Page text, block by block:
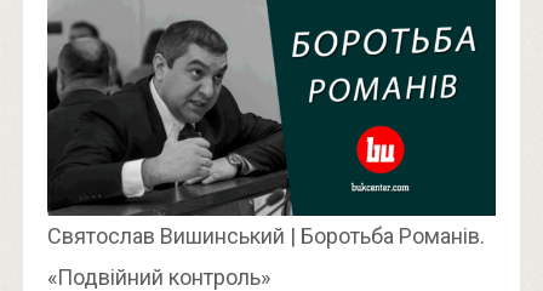
Святослав Вишинський | Боротьба Романів.
«Подвійний контроль»